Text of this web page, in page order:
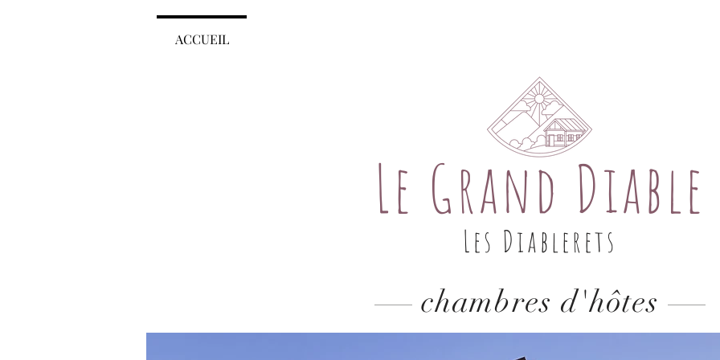
ACCUEIL
Le Grand Diable
Les Diablerets
chambres d'hôtes